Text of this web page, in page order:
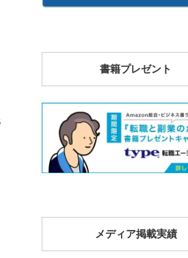
書籍プレゼント
メディア掲載実績